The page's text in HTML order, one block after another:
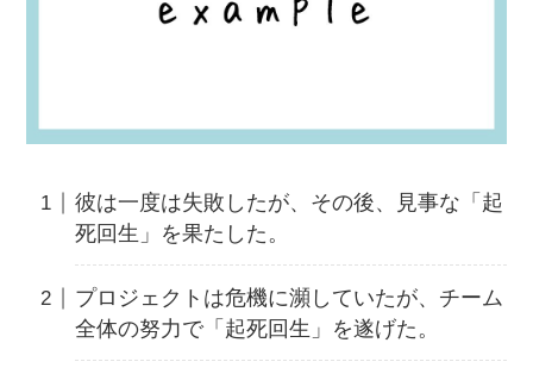
彼は一度は失敗したが、その後、見事な「起
死回生」を果たした。
プロジェクトは危機に瀕していたが、チーム
全体の努力で「起死回生」を遂げた。